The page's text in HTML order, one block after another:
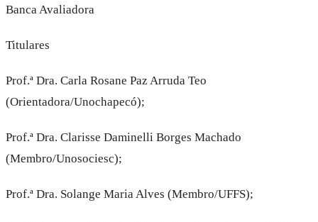
Banca Avaliadora
Titulares
Prof.ª Dra. Carla Rosane Paz Arruda Teo
(Orientadora/Unochapecó);
Prof.ª Dra. Clarisse Daminelli Borges Machado
(Membro/Unosociesc);
Prof.ª Dra. Solange Maria Alves (Membro/UFFS);